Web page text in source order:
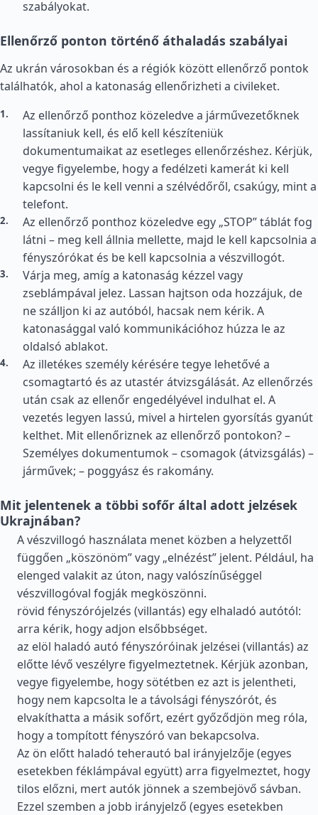
szabályokat.
Ellenőrző ponton történő áthaladás szabályai
Az ukrán városokban és a régiók között ellenőrző pontok
találhatók, ahol a katonaság ellenőrizheti a civileket.
Az ellenőrző ponthoz közeledve a járművezetőknek
lassítaniuk kell, és elő kell készíteniük
dokumentumaikat az esetleges ellenőrzéshez. Kérjük,
vegye figyelembe, hogy a fedélzeti kamerát ki kell
kapcsolni és le kell venni a szélvédőről, csakúgy, mint a
telefont.
Az ellenőrző ponthoz közeledve egy „STOP” táblát fog
látni – meg kell állnia mellette, majd le kell kapcsolnia a
fényszórókat és be kell kapcsolnia a vészvillogót.
Várja meg, amíg a katonaság kézzel vagy
zseblámpával jelez. Lassan hajtson oda hozzájuk, de
ne szálljon ki az autóból, hacsak nem kérik. A
katonasággal való kommunikációhoz húzza le az
oldalsó ablakot.
Az illetékes személy kérésére tegye lehetővé a
csomagtartó és az utastér átvizsgálását. Az ellenőrzés
után csak az ellenőr engedélyével indulhat el. A
vezetés legyen lassú, mivel a hirtelen gyorsítás gyanút
kelthet. Mit ellenőriznek az ellenőrző pontokon? –
Személyes dokumentumok – csomagok (átvizsgálás) –
járművek; – poggyász és rakomány.
Mit jelentenek a többi sofőr által adott jelzések
Ukrajnában?
A vészvillogó használata menet közben a helyzettől
függően „köszönöm” vagy „elnézést” jelent. Például, ha
elenged valakit az úton, nagy valószínűséggel
vészvillogóval fogják megköszönni.
rövid fényszórójelzés (villantás) egy elhaladó autótól:
arra kérik, hogy adjon elsőbbséget.
az elöl haladó autó fényszóróinak jelzései (villantás) az
előtte lévő veszélyre figyelmeztetnek. Kérjük azonban,
vegye figyelembe, hogy sötétben ez azt is jelentheti,
hogy nem kapcsolta le a távolsági fényszórót, és
elvakíthatta a másik sofőrt, ezért győződjön meg róla,
hogy a tompított fényszóró van bekapcsolva.
Az ön előtt haladó teherautó bal irányjelzője (egyes
esetekben féklámpával együtt) arra figyelmeztet, hogy
tilos előzni, mert autók jönnek a szembejövő sávban.
Ezzel szemben a jobb irányjelző (egyes esetekben